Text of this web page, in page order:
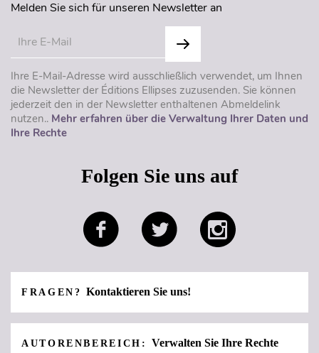
Melden Sie sich für unseren Newsletter an
Ihre E-Mail-Adresse wird ausschließlich verwendet, um Ihnen
die Newsletter der Éditions Ellipses zuzusenden. Sie können
jederzeit den in der Newsletter enthaltenen Abmeldelink
nutzen.. Mehr erfahren über die Verwaltung Ihrer Daten und
Ihre Rechte
Folgen Sie uns auf
FRAGEN?Kontaktieren Sie uns!
AUTORENBEREICH: Verwalten Sie Ihre Rechte